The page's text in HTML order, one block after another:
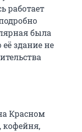
работает
была
здание не
Красном
кофейня,